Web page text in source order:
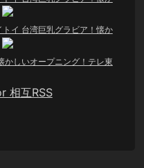
イ 台湾巨乳グラビア！懐か
かしいオープニング！テレ東
相互RSS